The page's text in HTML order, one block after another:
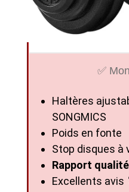
✅
Haltères
SONGMICS
Poids en fonte
Stop disques à
Rapport
Excellents avis